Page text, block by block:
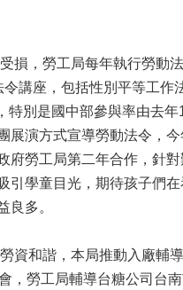
，勞工局每年執行勞動
講座，包括性別平等工作
別是國中部參與率由去
演方式宣導勞動法令，
勞工局第二年合作，針
學童目光，期待孩子們在
良多。
和諧，本局推動入廠輔
，勞工局輔導台糖公司台